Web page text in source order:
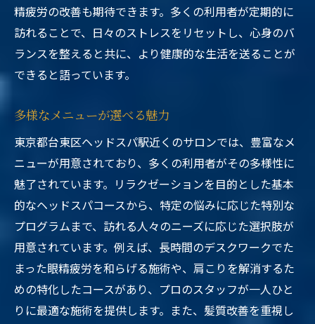
精疲労の改善も期待できます。多くの利用者が定期的に
訪れることで、日々のストレスをリセットし、心身のバ
ランスを整えると共に、より健康的な生活を送ることが
できると語っています。
多様なメニューが選べる魅力
東京都台東区ヘッドスパ駅近くのサロンでは、豊富なメ
ニューが用意されており、多くの利用者がその多様性に
魅了されています。リラクゼーションを目的とした基本
的なヘッドスパコースから、特定の悩みに応じた特別な
プログラムまで、訪れる人々のニーズに応じた選択肢が
用意されています。例えば、長時間のデスクワークでた
まった眼精疲労を和らげる施術や、肩こりを解消するた
めの特化したコースがあり、プロのスタッフが一人ひと
りに最適な施術を提供します。また、髪質改善を重視し